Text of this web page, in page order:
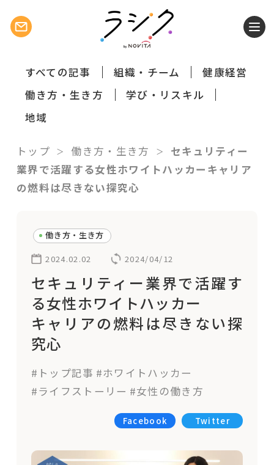
すべての記事 組織・チーム
健康経営
働き方・生き方
学び・リスキル
地域
トップ 働き方・生き方
セキュリティー
業界で活躍する女性ホワイトハッカーキャリア
の燃料は尽きない探究心
働き方・生き方
2024.02.02 2024/04/12
セキュリティー業界で活躍す
る女性ホワイトハッカー
キャリアの燃料は尽きない探
究心
#トップ記事 #ホワイトハッカー
#ライフストーリー #女性の働き方
Facebook Twitter